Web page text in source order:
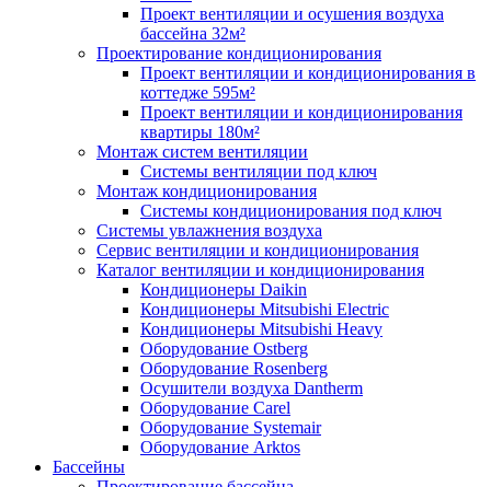
Проект вентиляции и осушения воздуха
бассейна 32м²
Проектирование кондиционирования
Проект вентиляции и кондиционирования в
коттедже 595м²
Проект вентиляции и кондиционирования
квартиры 180м²
Монтаж систем вентиляции
Системы вентиляции под ключ
Монтаж кондиционирования
Системы кондиционирования под ключ
Системы увлажнения воздуха
Сервис вентиляции и кондиционирования
Каталог вентиляции и кондиционирования
Кондиционеры Daikin
Кондиционеры Mitsubishi Electric
Кондиционеры Mitsubishi Heavy
Оборудование Ostberg
Оборудование Rosenberg
Осушители воздуха Dantherm
Оборудование Carel
Оборудование Systemair
Оборудование Arktos
Бассейны